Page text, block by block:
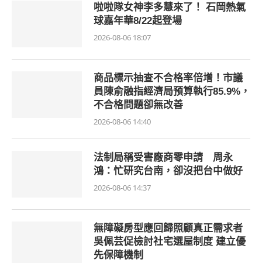
啦啦隊女神李多慧來了！ 石岡熱氣
球嘉年華8/22起登場
2026-08-06 18:07
商品標示抽查不合格率倍增！市議
員陳俞融指經濟局預算執行85.9%，
不合格問題卻無改善
2026-08-06 14:40
法制局稱受害廠商零申請 周永
鴻：忙研究台南，卻沒把台中做好
2026-08-06 14:37
無障礙房型應回歸照顧真正需求者
吳佩芸促檢討社宅選屋制度 建立優
先保障機制